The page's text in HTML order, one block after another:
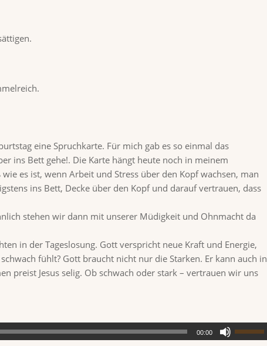
eine Spruchkarte. Für mich gab es so einmal das
ins Bett gehe!. Die Karte hängt heute noch in meinem
es ist, wenn Arbeit und Stress über den Kopf wachsen, man
ins Bett, Decke über den Kopf und darauf vertrauen, dass
stehen wir dann mit unserer Müdigkeit und Ohnmacht da
in der Tageslosung. Gott verspricht neue Kraft und Energie,
fühlt? Gott braucht nicht nur die Starken. Er kann auch in
preist Jesus selig. Ob schwach oder stark – vertrauen wir uns
00:00